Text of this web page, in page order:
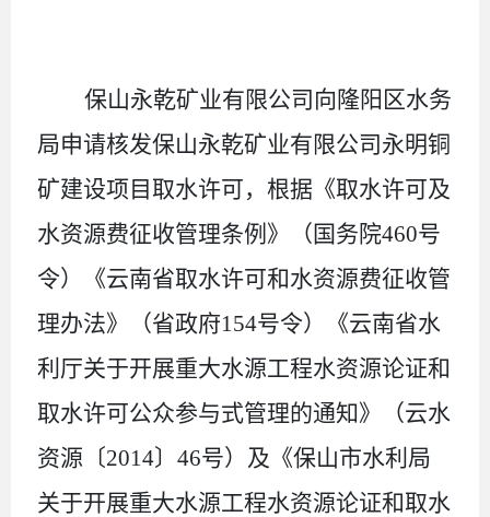
保山永乾矿业有限公司向隆阳区水务
局申请核发保山永乾矿业有限公司永明铜
矿建设项目取水许可，根据《取水许可及
水资源费征收管理条例》（国务院460号
令）《云南省取水许可和水资源费征收管
理办法》（省政府154号令）《云南省水
利厅关于开展重大水源工程水资源论证和
取水许可公众参与式管理的通知》（云水
资源〔2014〕46号）及《保山市水利局
关于开展重大水源工程水资源论证和取水